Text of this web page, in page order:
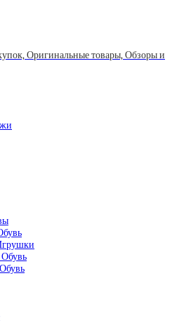
Оригинальные товары, Обзоры и